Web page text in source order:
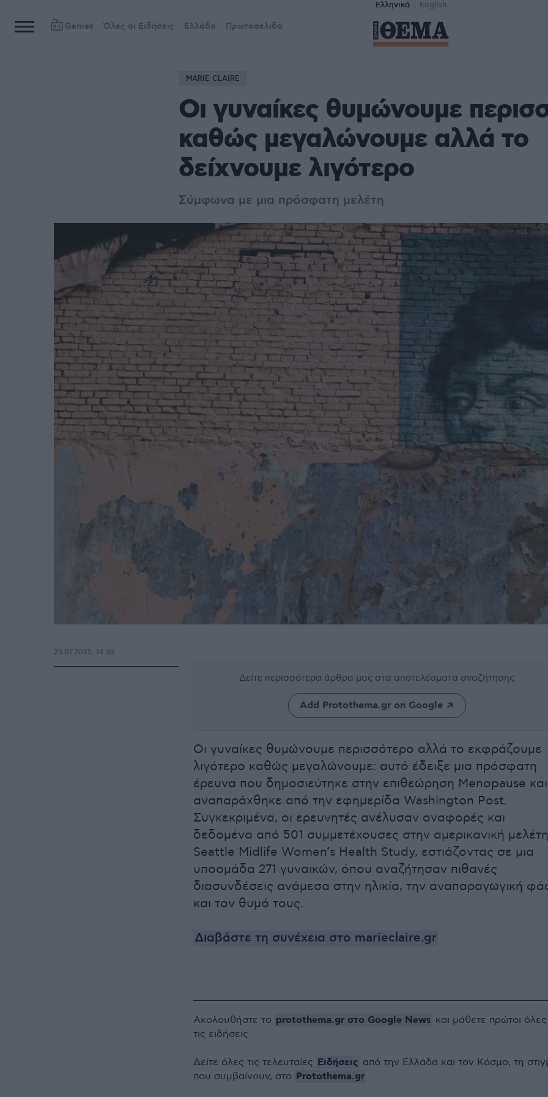
Ελληνικά English
Games Όλες οι Ειδήσεις Ελλάδα Πρωτοσέλιδα
MARIE CLAIRE
Οι γυναίκες θυμώνουμε
καθώς μεγαλώνουμε αλλά το
δείχνουμε λιγότερο
Σύμφωνα με μια πρόσφατη μελέτη
Δείτε περισσότερα άρθρα μας στα αποτελέσματα αναζήτησης
Add Protothema.gr on Google
Οι γυναίκες θυμώνουμε περισσότερο αλλά το εκφράζουμε
λιγότερο καθώς μεγαλώνουμε: αυτό έδειξε μια πρόσφατη
έρευνα που δημοσιεύτηκε στην επιθεώρηση Menopause και
αναπαράχθηκε από την εφημερίδα Washington Post.
Συγκεκριμένα, οι ερευνητές ανέλυσαν αναφορές και
δεδομένα από 501 συμμετέχουσες στην αμερικανική μελέτη
Seattle Midlife Women’s Health Study, εστιάζοντας σε μια
υποομάδα 271 γυναικών, όπου αναζήτησαν πιθανές
διασυνδέσεις ανάμεσα στην ηλικία, την αναπαραγωγική
και τον θυμό τους.
Διαβάστε τη συνέχεια στο marieclaire.gr
23.07.2025, 14:30
Ακολουθήστε το protothema.gr στο Google News και μάθετε πρώτοι όλες
τις ειδήσεις
Δείτε όλες τις τελευταίες Ειδήσεις από την Ελλάδα και τον Κόσμο, τη
που συμβαίνουν, στο Protothema.gr